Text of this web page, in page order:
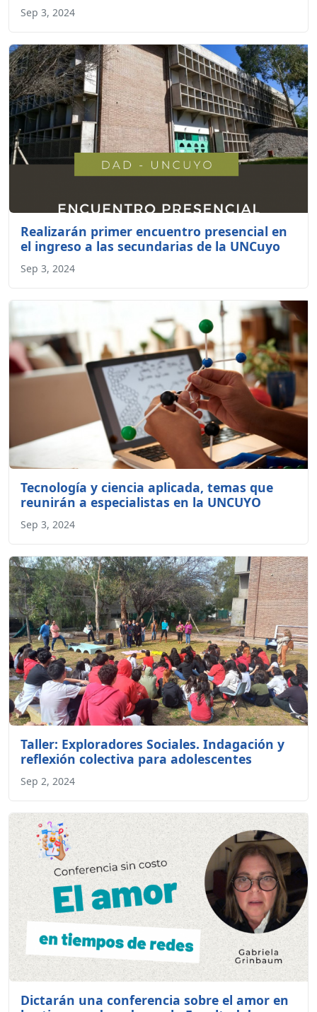
Sep 3, 2024
Realizarán primer encuentro presencial en
el ingreso a las secundarias de la UNCuyo
Sep 3, 2024
Tecnología y ciencia aplicada, temas que
reunirán a especialistas en la UNCUYO
Sep 3, 2024
Taller: Exploradores Sociales. Indagación y
reflexión colectiva para adolescentes
Sep 2, 2024
Dictarán una conferencia sobre el amor en